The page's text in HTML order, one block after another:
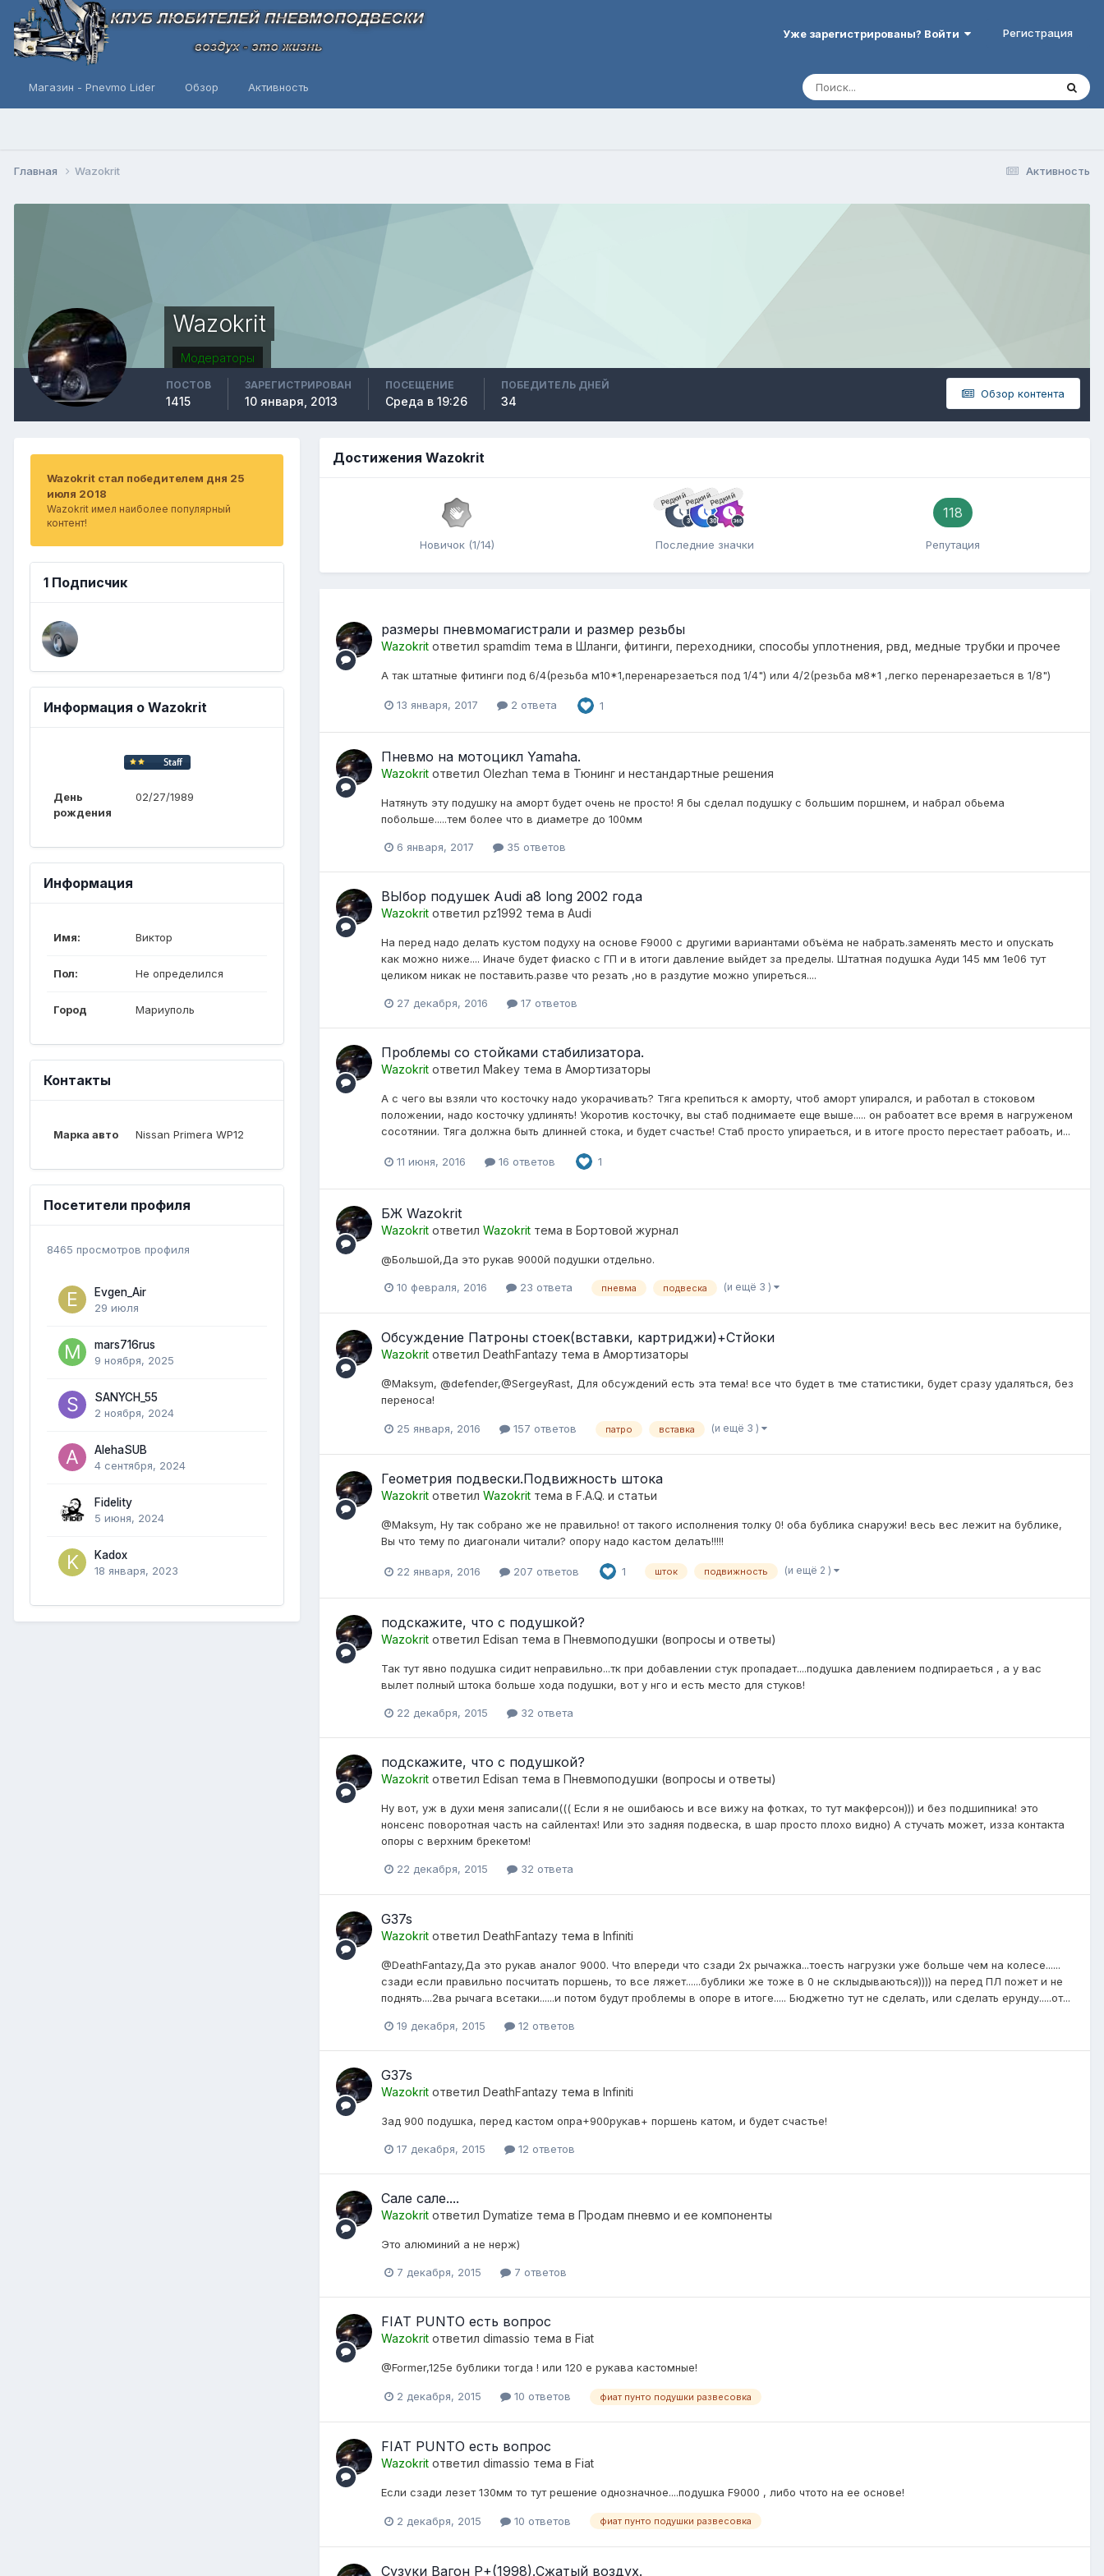
Уже зарегистрированы? Войти Регистрация
Магазин - Pnevmo Lider Обзор Активность
Активность
Главная Wazokrit
Wazokrit
Модераторы
Обзор контента
ПОСТОВ
1415
ЗАРЕГИСТРИРОВАН
10 января, 2013
ПОСЕЩЕНИЕ
Среда в 19:26
ПОБЕДИТЕЛЬ ДНЕЙ
34
Wazokrit стал победителем дня 25
июля 2018
Wazokrit имел наиболее популярный
контент!
1 Подписчик
Информация о Wazokrit
День
рождения
02/27/1989
Информация
Имя: Виктор
Пол: Не определился
Город Мариуполь
Контакты
Марка авто Nissan Primera WP12
Посетители профиля
8465 просмотров профиля
Evgen_Air
29 июля
mars716rus
9 ноября, 2025
SANYCH_55
2 ноября, 2024
AlehaSUB
4 сентября, 2024
Fidelity
5 июня, 2024
Kadox
18 января, 2023
Достижения Wazokrit
Новичок (1/14)
РедкийРедкийРедкий
Последние значки
118
Репутация
размеры пневмомагистрали и размер резьбы
Wazokrit ответил spamdim тема в Шланги, фитинги, переходники, способы уплотнения, рвд, медные трубки и прочее
А так штатные фитинги под 6/4(резьба м10*1,перенарезаеться под 1/4") или 4/2(резьба м8*1 ,легко перенарезаеться в 1/8")
13 января, 2017 2 ответа 1
Пневмо на мотоцикл Yamaha.
Wazokrit ответил Olezhan тема в Тюнинг и нестандартные решения
Натянуть эту подушку на аморт будет очень не просто! Я бы сделал подушку с большим поршнем, и набрал обьема
побольше.....тем более что в диаметре до 100мм
6 января, 2017 35 ответов
ВЫбор подушек Audi a8 long 2002 года
Wazokrit ответил pz1992 тема в Audi
На перед надо делать кустом подуху на основе F9000 с другими вариантами объёма не набрать.заменять место и опускать
как можно ниже.... Иначе будет фиаско с ГП и в итоги давление выйдет за пределы. Штатная подушка Ауди 145 мм 1е06 тут
целиком никак не поставить.разве что резать ,но в раздутие можно упиреться....
27 декабря, 2016 17 ответов
Проблемы со стойками стабилизатора.
Wazokrit ответил Makey тема в Амортизаторы
А с чего вы взяли что косточку надо укорачивать? Тяга крепиться к аморту, чтоб аморт упирался, и работал в стоковом
положении, надо косточку удлинять! Укоротив косточку, вы стаб поднимаете еще выше..... он рабоатет все время в нагруженом
сосотянии. Тяга должна быть длинней стока, и будет счастье! Стаб просто упираеться, и в итоге просто перестает рабоать, и...
11 июня, 2016 16 ответов 1
БЖ Wazokrit
Wazokrit ответил Wazokrit тема в Бортовой журнал
@Большой,Да это рукав 9000й подушки отдельно.
10 февраля, 2016 23 ответа пневма подвеска (и ещё 3 )
Обсуждение Патроны стоек(вставки, картриджи)+Стйоки
Wazokrit ответил DeathFantazy тема в Амортизаторы
@Maksym, @defender,@SergeyRast, Для обсуждений есть эта тема! все что будет в тме статистики, будет сразу удаляться, без
переноса!
25 января, 2016 157 ответов патро вставка (и ещё 3 )
Геометрия подвески.Подвижность штока
Wazokrit ответил Wazokrit тема в F.A.Q. и статьи
@Maksym, Ну так собрано же не правильно! от такого исполнения толку 0! оба бублика снаружи! весь вес лежит на бублике,
Вы что тему по диагонали читали? опору надо кастом делать!!!!!
22 января, 2016 207 ответов 1 шток подвижность (и ещё 2 )
подскажите, что с подушкой?
Wazokrit ответил Edisan тема в Пневмоподушки (вопросы и ответы)
Так тут явно подушка сидит неправильно...тк при добавлении стук пропадает....подушка давлением подпираеться , а у вас
вылет полный штока больше хода подушки, вот у нго и есть место для стуков!
22 декабря, 2015 32 ответа
подскажите, что с подушкой?
Wazokrit ответил Edisan тема в Пневмоподушки (вопросы и ответы)
Ну вот, уж в духи меня записали((( Если я не ошибаюсь и все вижу на фотках, то тут макферсон))) и без подшипника! это
нонсенс поворотная часть на сайлентах! Или это задняя подвеска, в шар просто плохо видно) А стучать может, изза контакта
опоры с верхним брекетом!
22 декабря, 2015 32 ответа
G37s
Wazokrit ответил DeathFantazy тема в Infiniti
@DeathFantazy,Да это рукав аналог 9000. Что впереди что сзади 2х рычажка...тоесть нагрузки уже больше чем на колесе......
сзади если правильно посчитать поршень, то все ляжет......бублики же тоже в 0 не склыдываються)))) на перед ПЛ пожет и не
поднять....2ва рычага всетаки......и потом будут проблемы в опоре в итоге..... Бюджетно тут не сделать, или сделать ерунду.....от...
19 декабря, 2015 12 ответов
G37s
Wazokrit ответил DeathFantazy тема в Infiniti
Зад 900 подушка, перед кастом опра+900рукав+ поршень катом, и будет счастье!
17 декабря, 2015 12 ответов
Сале сале....
Wazokrit ответил Dymatize тема в Продам пневмо и ее компоненты
Это алюминий а не нерж)
7 декабря, 2015 7 ответов
FIAT PUNTO есть вопрос
Wazokrit ответил dimassio тема в Fiat
@Former,125е бублики тогда ! или 120 е рукава кастомные!
2 декабря, 2015 10 ответов фиат пунто подушки развесовка
FIAT PUNTO есть вопрос
Wazokrit ответил dimassio тема в Fiat
Если сзади лезет 130мм то тут решение однозначное....подушка F9000 , либо чтото на ее основе!
2 декабря, 2015 10 ответов фиат пунто подушки развесовка
Сузуки Вагон Р+(1998).Сжатый воздух.